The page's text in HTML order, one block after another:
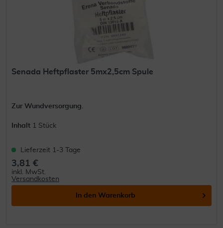
Senada Heftpflaster 5mx2,5cm Spule
Zur Wundversorgung.
Inhalt 1 Stück
Lieferzeit 1-3 Tage
3,81 €
inkl. MwSt.
Versandkosten
In den Warenkorb